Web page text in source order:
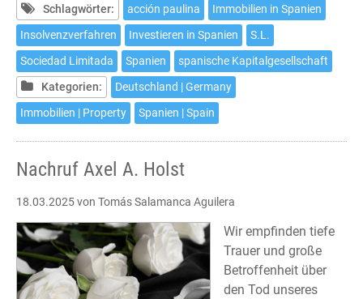
Immobilie
von
einer
spanischen
Kapitalgesellschaft
Schlagwörter: acción paulina
Immobilien in Spanien
Insolvenzverfahren
Investieren in Spanien
S.L.
Sociedad Limitada
Spanien
spanische Kapitalgesellschaft
Kategorien:
Deutschland | Germany
Immobilien | Property
Spanien | Spain
Nachruf Axel A. Holst
18.03.2025von Tomás Salamanca Aguilera
Wir empfinden tiefe
Trauer und große
Betroffenheit über
den Tod unseres